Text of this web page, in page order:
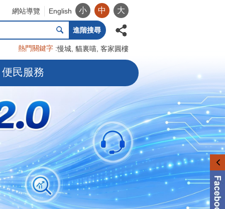
網站導覽 English 小 中 大
進階搜尋
熱門關鍵字 慢城 貓裏喵 客家圓樓
便民服務